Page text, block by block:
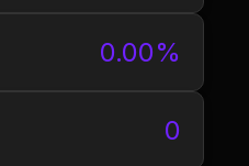
0.00%
0